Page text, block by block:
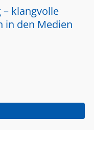
klangvolle
in den Medien